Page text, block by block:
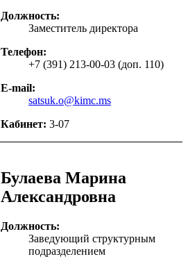
Должность:
Заместитель директора
Телефон:
+7 (391) 213-00-03 (доп. 110)
E-mail:
satsuk.o@kimc.ms
Кабинет: 3-07
Булаева Марина
Александровна
Должность:
Заведующий структурным
подразделением